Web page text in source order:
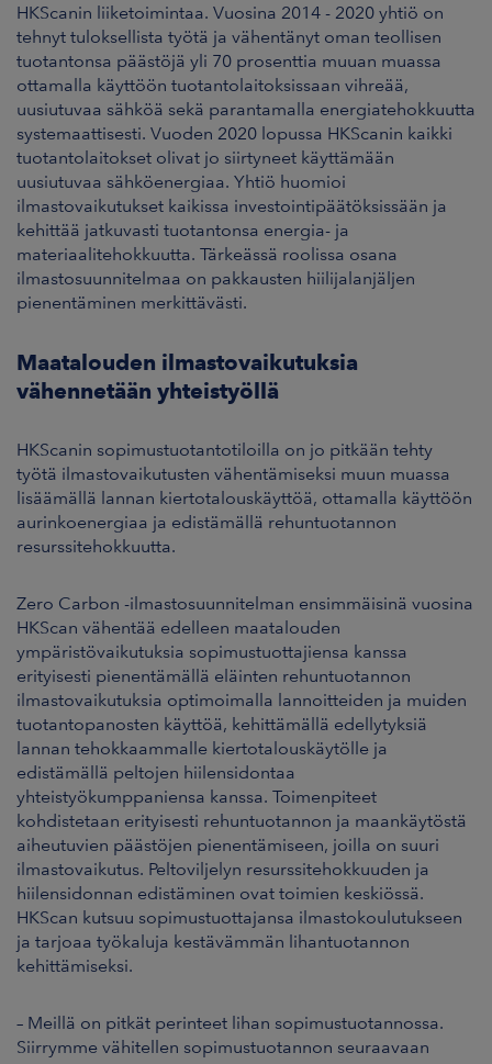
HKScanin liiketoimintaa. Vuosina 2014 - 2020 yhtiö on
tehnyt tuloksellista työtä ja vähentänyt oman teollisen
tuotantonsa päästöjä yli 70 prosenttia muuan muassa
ottamalla käyttöön tuotantolaitoksissaan vihreää,
uusiutuvaa sähköä sekä parantamalla energiatehokkuutta
systemaattisesti. Vuoden 2020 lopussa HKScanin kaikki
tuotantolaitokset olivat jo siirtyneet käyttämään
uusiutuvaa sähköenergiaa. Yhtiö huomioi
ilmastovaikutukset kaikissa investointipäätöksissään ja
kehittää jatkuvasti tuotantonsa energia- ja
materiaalitehokkuutta. Tärkeässä roolissa osana
ilmastosuunnitelmaa on pakkausten hiilijalanjäljen
pienentäminen merkittävästi.
Maatalouden ilmastovaikutuksia
vähennetään yhteistyöllä
HKScanin sopimustuotantotiloilla on jo pitkään tehty
työtä ilmastovaikutusten vähentämiseksi muun muassa
lisäämällä lannan kiertotalouskäyttöä, ottamalla käyttöön
aurinkoenergiaa ja edistämällä rehuntuotannon
resurssitehokkuutta.
Zero Carbon -ilmastosuunnitelman ensimmäisinä vuosina
HKScan vähentää edelleen maatalouden
ympäristövaikutuksia sopimustuottajiensa kanssa
erityisesti pienentämällä eläinten rehuntuotannon
ilmastovaikutuksia optimoimalla lannoitteiden ja muiden
tuotantopanosten käyttöä, kehittämällä edellytyksiä
lannan tehokkaammalle kiertotalouskäytölle ja
edistämällä peltojen hiilensidontaa
yhteistyökumppaniensa kanssa. Toimenpiteet
kohdistetaan erityisesti rehuntuotannon ja maankäytöstä
aiheutuvien päästöjen pienentämiseen, joilla on suuri
ilmastovaikutus. Peltoviljelyn resurssitehokkuuden ja
hiilensidonnan edistäminen ovat toimien keskiössä.
HKScan kutsuu sopimustuottajansa ilmastokoulutukseen
ja tarjoaa työkaluja kestävämmän lihantuotannon
kehittämiseksi.
– Meillä on pitkät perinteet lihan sopimustuotannossa.
Siirrymme vähitellen sopimustuotannon seuraavaan